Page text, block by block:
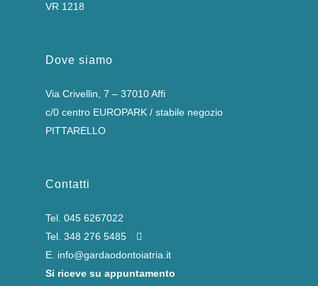
VR 1218
Dove siamo
Via Crivellin, 7 – 37010 Affi
c/0 centro EUROPARK / stabile negozio
PITTARELLO
Contatti
Tel. 045 6267022
Tel. 348 276 5485
E. info@gardaodontoiatria.it
Si riceve su appuntamento